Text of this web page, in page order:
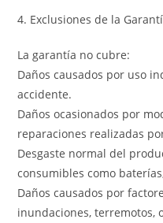
4. Exclusiones de la
La garantía no cubre:
Daños causados por uso
accidente.
Daños ocasionados por
reparaciones realizadas
Desgaste normal del
consumibles como
Daños causados por
inundaciones, terremotos,